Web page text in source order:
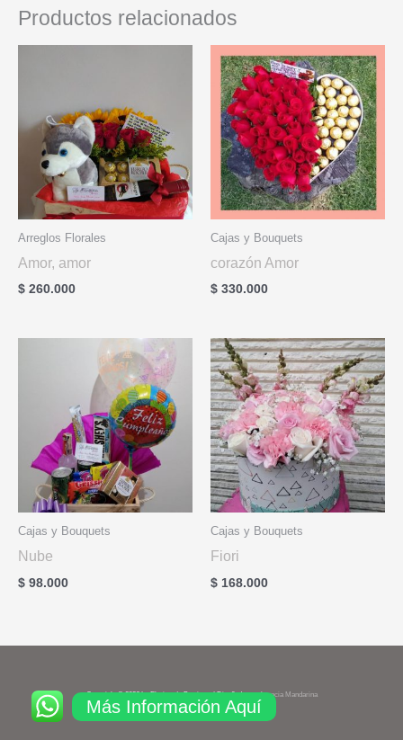
Productos relacionados
Arreglos Florales
Amor, amor
$ 260.000
Cajas y Bouquets
corazón Amor
$ 330.000
Cajas y Bouquets
Nube
$ 98.000
Cajas y Bouquets
Fiori
$ 168.000
Copyright © 2026 La Floristería Boutique | Diseñado porAgencia Mandarina
Más Información Aquí